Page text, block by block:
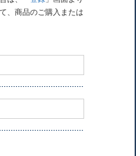
、商品のご購入または